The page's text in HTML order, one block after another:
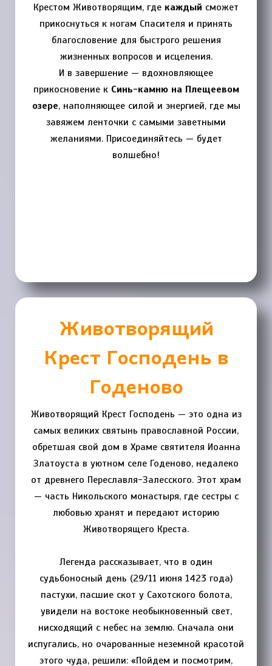
Крестом Животворящим, где каждый сможет
прикоснуться к ногам Спасителя и принять
благословение для быстрого решения
жизненных вопросов и исцеления.
И в завершение — вдохновляющее
прикосновение к Синь-камню на Плещеевом
озере, наполняющее силой и энергией, где мы
завяжем ленточки с самыми заветными
желаниями. Присоединяйтесь — будет
волшебно!
Животворящий
Крест Господень в
Годеново
Животворящий Крест Господень — это одна из
самых великих святынь православной России,
обретшая свой дом в Храме святителя Иоанна
Златоуста в уютном селе Годеново, недалеко
от древнего Переславля-Залесского. Этот храм
— часть Никольского монастыря, где сестры с
любовью хранят и передают историю
Животворящего Креста.
Легенда рассказывает, что в один
судьбоносный день (29/11 июня 1423 года)
пастухи, пасшие скот у Сахотского болота,
увидели на востоке необыкновенный свет,
нисходящий с небес на землю. Сначала они
испугались, но очарованные неземной красотой
этого чуда, решили: «Пойдем и посмотрим,